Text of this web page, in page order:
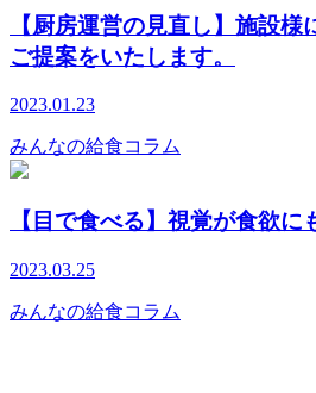
【厨房運営の見直し】施設
ご提案をいたします。
2023.01.23
みんなの給食コラム
【目で食べる】視覚が食欲に
2023.03.25
みんなの給食コラム